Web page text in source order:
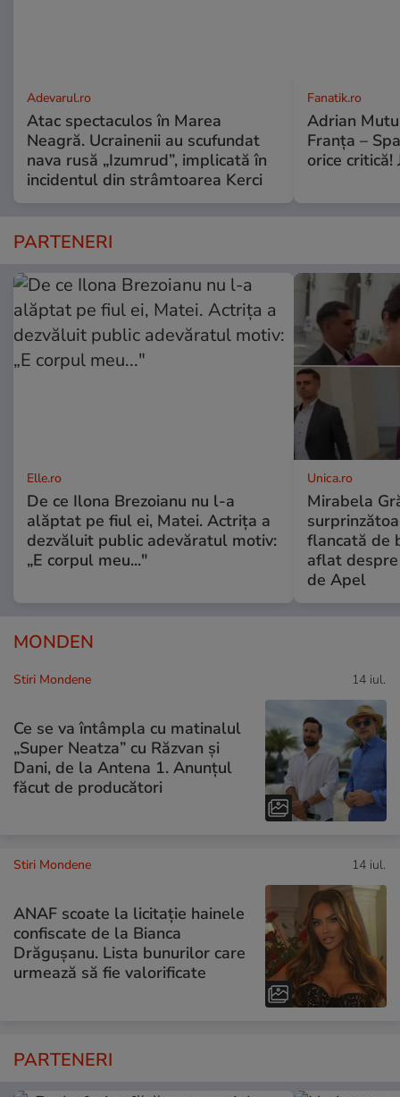
Adevarul.ro
Atac spectaculos în Marea
Neagră. Ucrainenii au scufundat
nava rusă „Izumrud”, implicată în
incidentul din strâmtoarea Kerci
Fanatik.ro
Adrian
Franța –
orice critică!
PARTENERI
Elle.ro
De ce Ilona Brezoianu nu l-a
alăptat pe fiul ei, Matei. Actrița a
dezvăluit public adevăratul motiv:
„E corpul meu..."
Unica.ro
Mirabela
flancată de
aflat
de Apel
MONDEN
Stiri Mondene 14 iul.
Ce se va întâmpla cu matinalul
„Super Neatza” cu Răzvan şi
Dani, de la Antena 1. Anunțul
făcut de producători
Stiri Mondene 14 iul.
ANAF scoate la licitație hainele
confiscate de la Bianca
Drăgușanu. Lista bunurilor care
urmează să fie valorificate
PARTENERI